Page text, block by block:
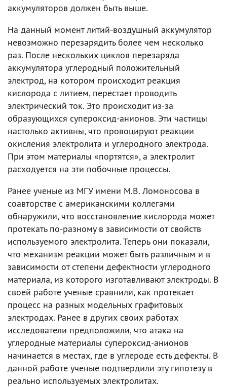
аккумуляторов должен быть выше.
На данный момент литий-воздушный аккумулятор
невозможно перезарядить более чем несколько
раз. После нескольких циклов перезаряда
аккумулятора углеродный положительный
электрод, на котором происходит реакция
кислорода с литием, перестает проводить
электрический ток. Это происходит из-за
образующихся супероксид-анионов. Эти частицы
настолько активны, что провоцируют реакции
окисления электролита и углеродного электрода.
При этом материалы «портятся», а электролит
расходуется на эти побочные процессы.
Ранее ученые из МГУ имени М.В. Ломоносова в
соавторстве с американскими коллегами
обнаружили, что восстановление кислорода может
протекать по-разному в зависимости от свойств
используемого электролита. Теперь они показали,
что механизм реакции может быть различным и в
зависимости от степени дефектности углеродного
материала, из которого изготавливают электроды. В
своей работе ученые сравнили, как протекает
процесс на разных модельных графитовых
электродах. Ранее в других своих работах
исследователи предположили, что атака на
углеродные материалы супероксид-анионов
начинается в местах, где в углероде есть дефекты. В
данной работе ученые подтвердили эту гипотезу в
реально используемых электролитах.